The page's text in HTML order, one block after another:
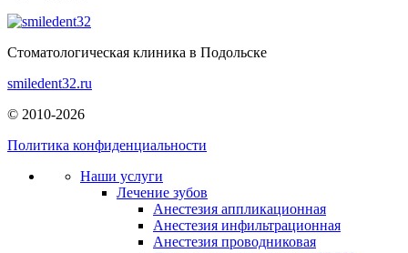
Стоматологическая клиника в Подольске
smiledent32.ru
© 2010-2026
Политика конфиденциальности
Наши услуги
Лечение зубов
Анестезия аппликационная
Анестезия инфильтрационная
Анестезия проводниковая